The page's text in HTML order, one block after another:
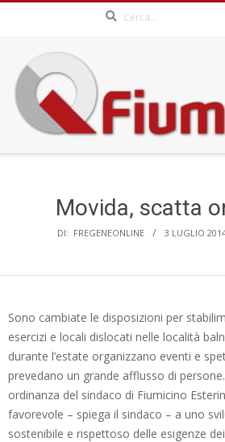
content
Movida, scatta
DI: FREGENEONLINE 3 LUGLIO
Sono cambiate le disposizioni per
esercizi e locali dislocati nelle località
durante l’estate organizzano eventi e
prevedano un grande afflusso di
ordinanza del sindaco di Fiumicino
favorevole – spiega il sindaco – a uno
sostenibile e rispettoso delle esigenze